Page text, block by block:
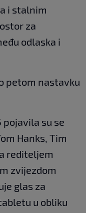
i stalnim
za
odlaska i
petom nastavku
su se
Hanks, Tim
rediteljem
zvijezdom
glas za
u obliku